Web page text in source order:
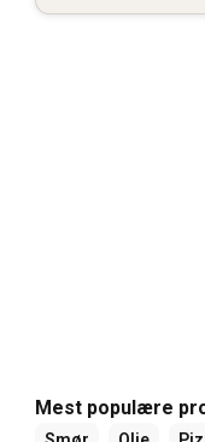
Mest populære